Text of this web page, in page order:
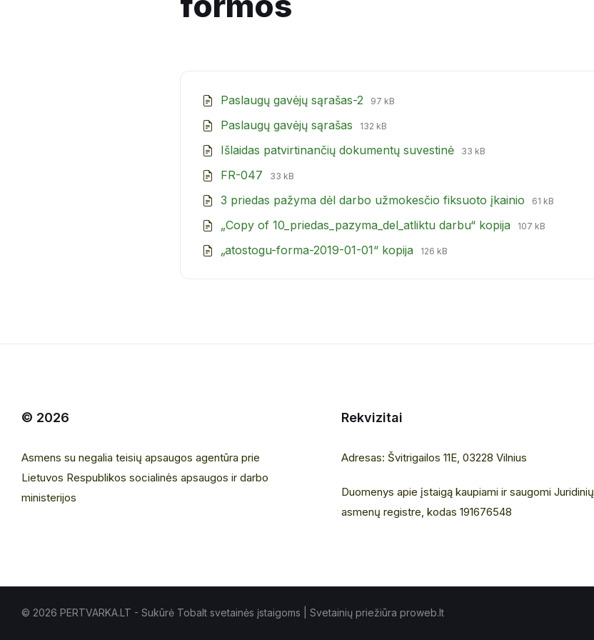
Paslaugų gavėjų sąrašas-2 File
doc
File
97 kB
Paslaugų gavėjų sąrašas File
doc
File
132 kB
Išlaidas patvirtinančių dokumentų suvestinė File
File
33 kB
FR-047 File
docx
File
33 kB
3 priedas pažyma dėl darbo užmokesčio fiksuoto įkainio File
xlsx
File
61 kB
„Copy of 10_priedas_pazyma_del_atliktu darbu“ kopija File
File
107 kB
„atostogu-forma-2019-01-01“ kopija File
File
126 kB
© 2026
Asmens su negalia teisių apsaugos agentūra prie
Lietuvos Respublikos socialinės apsaugos ir darbo
ministerijos
Rekvizitai
Adresas: Švitrigailos 11E, 03228 Vilnius
Duomenys apie įstaigą kaupiami ir saugomi Juridinių
asmenų registre, kodas 191676548
© 2026 PERTVARKA.LT - Sukūrė Tobalt svetainės įstaigoms | Svetainių priežiūra proweb.lt